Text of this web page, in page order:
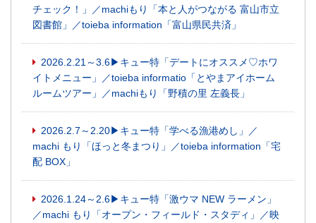
チェック！」／machiもり「本と人がつながる 富山市立
図書館」／toieba information「富山県民共済」
2026.2.21～3.6▶キュー特「デートにオススメ♡ホワ
イトメニュー」／toieba informatio「とやまアイホーム
ルームツアー」／machiもり「野積の里 左義長」
2026.2.7～2.20▶キュー特「学べる漁港めし」／
machi もり「ほっと冬まつり」／toieba information「宅
配 BOX」
2026.1.24～2.6▶キュー特「激ウマ NEW ラーメン」
／machi もり「オープン・フィールド・スタディ」／映